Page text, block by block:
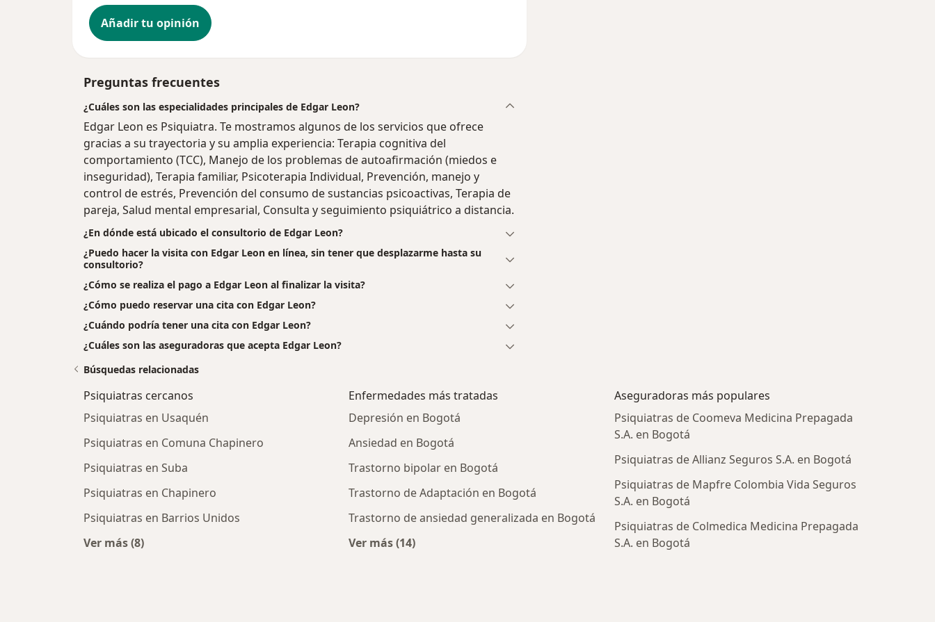
Añadir tu opinión
Preguntas frecuentes
¿Cuáles son las especialidades principales de Edgar Leon?
Edgar Leon es Psiquiatra. Te mostramos algunos de los servicios que ofrece
gracias a su trayectoria y su amplia experiencia: Terapia cognitiva del
comportamiento (TCC), Manejo de los problemas de autoafirmación (miedos e
inseguridad), Terapia familiar, Psicoterapia Individual, Prevención, manejo y
control de estrés, Prevención del consumo de sustancias psicoactivas, Terapia de
pareja, Salud mental empresarial, Consulta y seguimiento psiquiátrico a distancia.
¿En dónde está ubicado el consultorio de Edgar Leon?
¿Puedo hacer la visita con Edgar Leon en línea, sin tener que desplazarme hasta su
consultorio?
¿Cómo se realiza el pago a Edgar Leon al finalizar la visita?
¿Cómo puedo reservar una cita con Edgar Leon?
¿Cuándo podría tener una cita con Edgar Leon?
¿Cuáles son las aseguradoras que acepta Edgar Leon?
Búsquedas relacionadas
Psiquiatras cercanos
Psiquiatras en Usaquén
Psiquiatras en Comuna Chapinero
Psiquiatras en Suba
Psiquiatras en Chapinero
Psiquiatras en Barrios Unidos
Ver más (8)
Enfermedades más tratadas
Depresión en Bogotá
Ansiedad en Bogotá
Trastorno bipolar en Bogotá
Trastorno de Adaptación en Bogotá
Trastorno de ansiedad generalizada en Bogotá
Ver más (14)
Aseguradoras más populares
Psiquiatras de Coomeva Medicina Prepagada
S.A. en Bogotá
Psiquiatras de Allianz Seguros S.A. en Bogotá
Psiquiatras de Mapfre Colombia Vida Seguros
S.A. en Bogotá
Psiquiatras de Colmedica Medicina Prepagada
S.A. en Bogotá